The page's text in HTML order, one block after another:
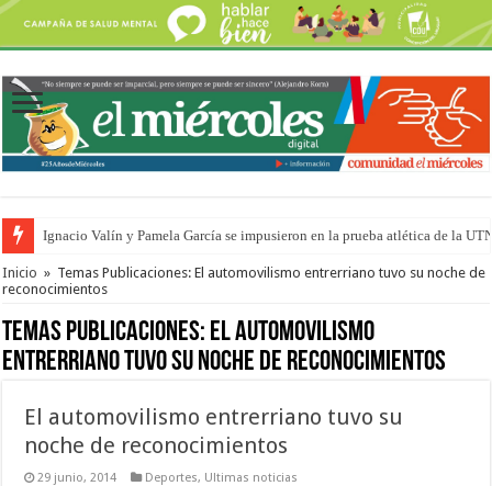
Ignacio Valín y Pamela García se impusieron en la prueba atlética de la
Traigo el litoral en mi canción: 100 años de Aníbal Sampayo
Inicio » Temas Publicaciones: El automovilismo entrerriano tuvo su noche de
reconocimientos
Temas Publicaciones: El automovilismo
entrerriano tuvo su noche de reconocimientos
El automovilismo entrerriano tuvo su
noche de reconocimientos
29 junio, 2014 Deportes, Ultimas noticias